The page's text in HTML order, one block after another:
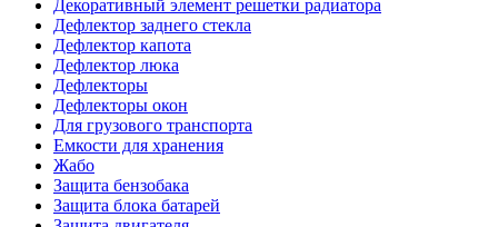
Декоративный элемент решетки радиатора
Дефлектор заднего стекла
Дефлектор капота
Дефлектор люка
Дефлекторы
Дефлекторы окон
Для грузового транспорта
Емкости для хранения
Жабо
Защита бензобака
Защита блока батарей